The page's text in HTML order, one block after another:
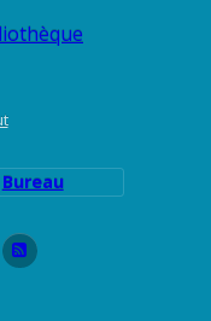
Bureau